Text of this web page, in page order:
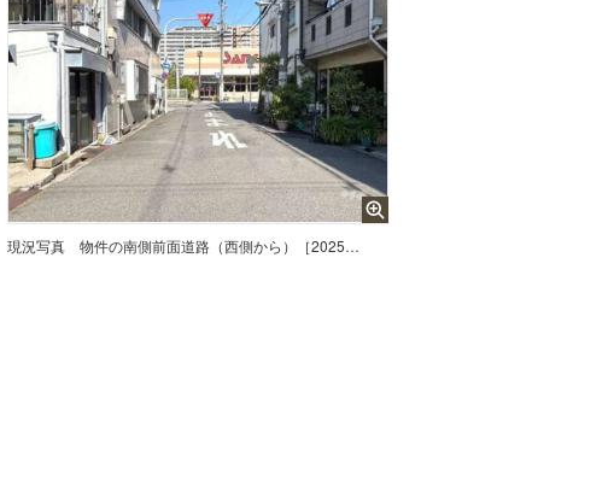
現況写真 物件の南側前面道路（西側から）［2025年4月29日撮影］